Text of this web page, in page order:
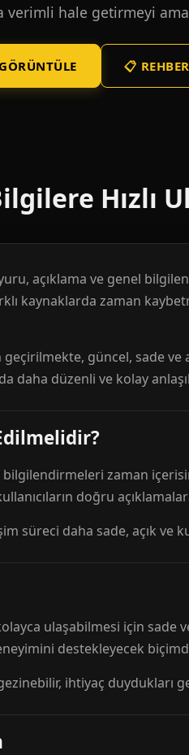
hale getirmeyi
📋
Hızlı
açıklama ve genel
kaynaklarda zaman
güncel, sade ve
daha düzenli ve kolay
zaman
doğru
daha sade, açık ve
ulaşabilmesi için sade
destekleyecek
ihtiyaç duydukları